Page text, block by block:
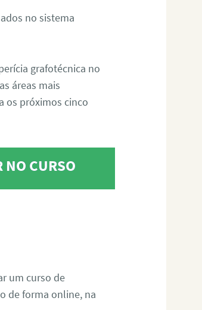
no sistema
grafotécnica no
áreas mais
os próximos cinco
NO CURSO
um curso de
de forma online, na